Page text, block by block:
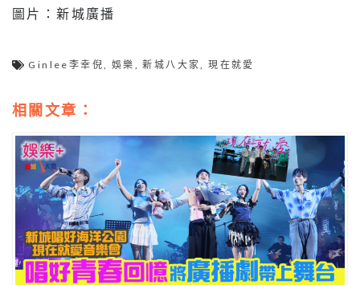
圖片：新城廣播
Ginlee李幸倪, 娛樂 ,新城八大家,現在就愛
相關文章：